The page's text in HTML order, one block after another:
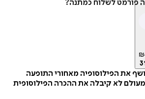
פורמט לשלוח כמתנה?
₪
את הפילוסופיה מאחורי התופעה
לא קיבלה את ההכרה הפילוסופית